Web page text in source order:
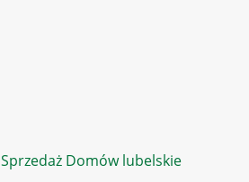
Sprzedaż Domów lubelskie